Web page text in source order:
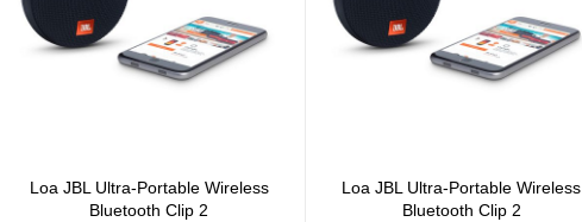
Loa JBL Ultra-Portable Wireless
Bluetooth Clip 2
Loa JBL Ultra-Portable Wireless
Bluetooth Clip 2